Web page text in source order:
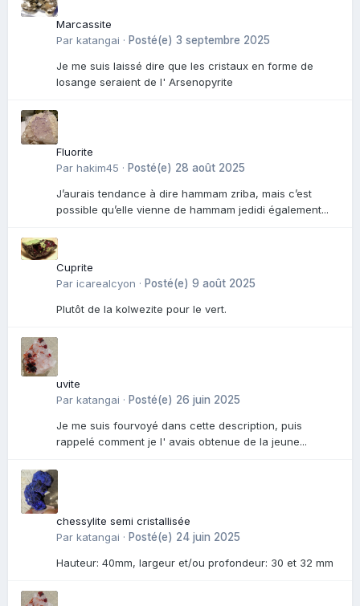
Marcassite
Par katangai · Posté(e) 3 septembre 2025
Je me suis laissé dire que les cristaux en forme de
losange seraient de l' Arsenopyrite
Fluorite
Par hakim45 · Posté(e) 28 août 2025
J’aurais tendance à dire hammam zriba, mais c’est
possible qu’elle vienne de hammam jedidi également...
Cuprite
Par icarealcyon · Posté(e) 9 août 2025
Plutôt de la kolwezite pour le vert.
uvite
Par katangai · Posté(e) 26 juin 2025
Je me suis fourvoyé dans cette description, puis
rappelé comment je l' avais obtenue de la jeune...
chessylite semi cristallisée
Par katangai · Posté(e) 24 juin 2025
Hauteur: 40mm, largeur et/ou profondeur: 30 et 32 mm